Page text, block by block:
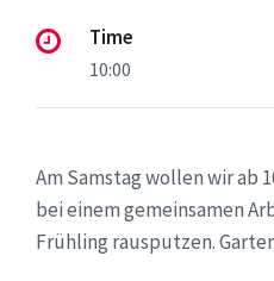
Time
10:00
Am Samstag wollen wir ab
bei einem gemeinsamen
Frühling rausputzen.